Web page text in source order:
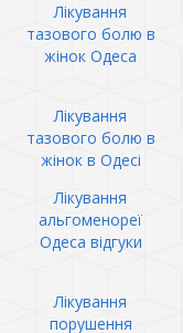
Лікування
тазового болю в
жінок Одеса
Лікування
тазового болю в
жінок в Одесі
Лікування
альгоменореї
Одеса відгуки
Лікування
порушення